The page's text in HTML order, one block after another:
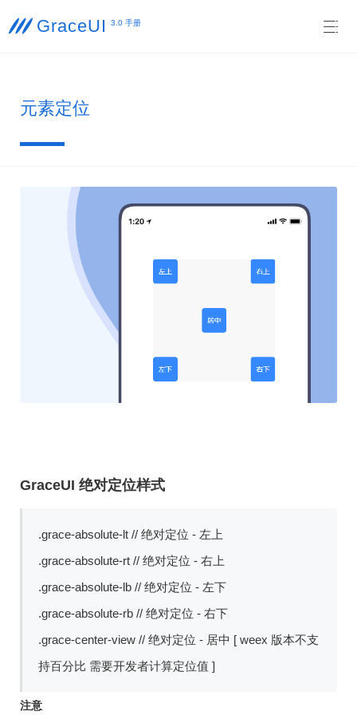
 GraceUI 3.0 手册 
元素定位
GraceUI 绝对定位样式
.grace-absolute-lt // 绝对定位 - 左上
.grace-absolute-rt // 绝对定位 - 右上
.grace-absolute-lb // 绝对定位 - 左下
.grace-absolute-rb // 绝对定位 - 右下
.grace-center-view // 绝对定位 - 居中 [ weex 版本不支
持百分比 需要开发者计算定位值 ]
注意